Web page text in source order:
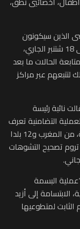
الذين سيكونون
مؤهلين للخضوع لعمليات جراحية من 15 إلى 18 شتنبر الجاري،
إلى رصد ومتابعة الحالات ما بعد
عبر مراكز
نائبة رئيسة
التضامنية تعرف
مشاركة أزيد من 90 مهنيا في مجال الصحة، من المغرب و12 بلدا
تصحيح التشوهات
“عملية البسمة
الابتسامة إلى أزيد
الثابت لمتطوعيها